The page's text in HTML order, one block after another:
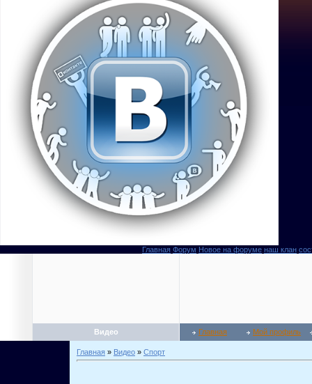
Главная Форум Новое на форуме наш клан
Видео Главная Мой профиль
Главная » Видео » Спорт